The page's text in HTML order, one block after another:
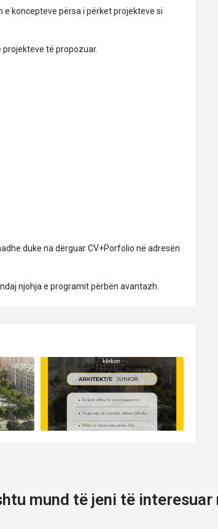
koncepteve përsa i përket projekteve si
të propozuar.
duke na dërguar CV+Porfolio në adresën
njohja e programit përbën avantazh.
mund të jeni të interesuar